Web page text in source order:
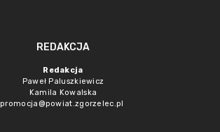
REDAKCJA
Redakcja
Paweł Paluszkiewicz
Kamila Kowalska
promocja@powiat.zgorzelec.pl